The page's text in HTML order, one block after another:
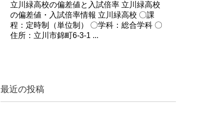
立川緑高校の偏差値と入試倍率 立川緑高校
の偏差値・入試倍率情報 立川緑高校 〇課
程：定時制（単位制） 〇学科：総合学科 〇
住所：立川市錦町6-3-1 ...
最近の投稿